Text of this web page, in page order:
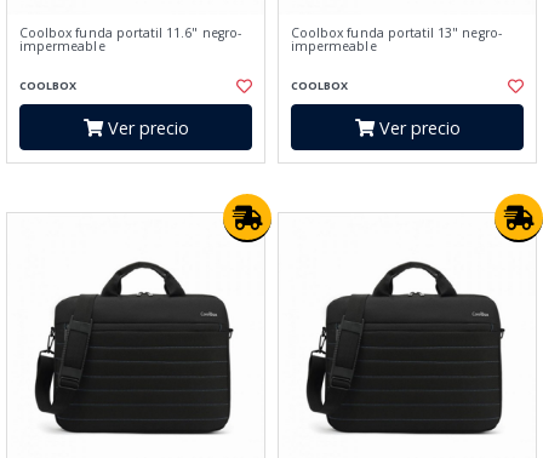
Coolbox funda portatil 11.6" negro-
impermeable
COOLBOX
Ver precio
Coolbox funda portatil 13" negro-
impermeable
COOLBOX
Ver precio